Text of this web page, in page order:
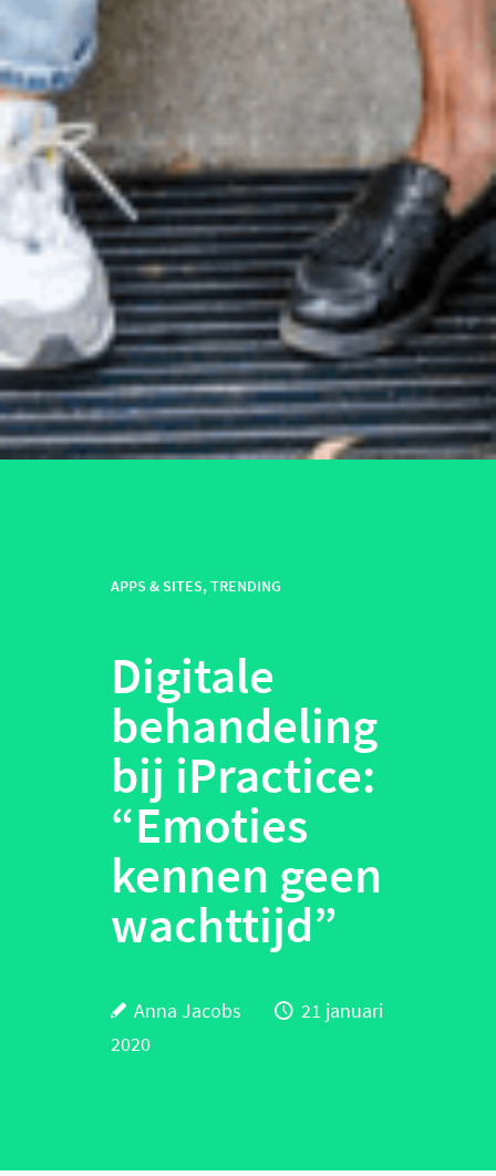
APPS & SITES,TRENDING
Digitale
behandeling
bij iPractice:
“Emoties
kennen geen
wachttijd”
Anna Jacobs
21 januari
2020